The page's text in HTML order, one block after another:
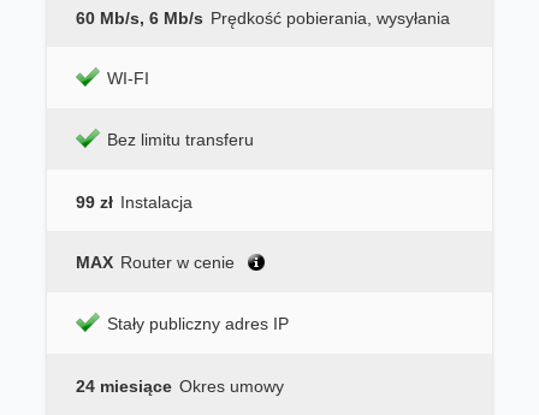
60 Mb/s, 6 Mb/s Prędkość pobierania, wysyłania
WI-FI
Bez limitu transferu
99 zł Instalacja
MAX Router w cenie
Stały publiczny adres IP
24 miesiące Okres umowy